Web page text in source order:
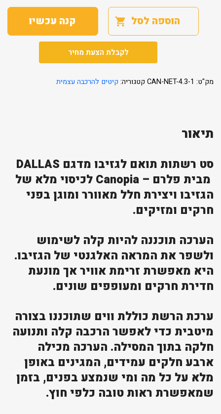
יתושים
הוספה לסל קנה עכשיו
לקבלת הצעת מחיר
מק"ט: CAN-NET-4.3-1 קטגוריה: קיטים להרכבה עצמית
תיאור
סט רשתות תואם לגזיבו מדגם DALLAS
מבית פלרם – Canopia לכיסוי מלא של
הגזיבו ויצירת חלל מאוורר ומוגן בפני
חרקים ומזיקים.
הערכה תוכננה להיות קלה לשימוש
ולשפר את המראה האלגנטי של הגזיבו.
היא מאפשרת זרימת אוויר אך מונעת
חדירת חרקים ומעופפים שונים.
ערכת הרשת כוללת ווים שתוכננו בצורה
מיטבית כדי לאפשר הרכבה קלה ותנועה
חלקה בתוך המסילה. הערכה מכילה
ארבע חלקים עמידים, המגינים באופן
מלא על כל מה ומי שנמצע בפנים, בזמן
שמאפשרת ראות טובה כלפי חוץ.